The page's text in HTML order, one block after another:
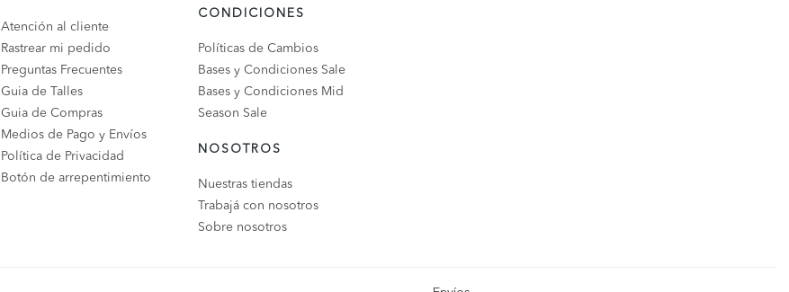
Atención al cliente
Rastrear mi pedido
Preguntas Frecuentes
Guia de Talles
Guia de Compras
Medios de Pago y Envíos
Política de Privacidad
Botón de arrepentimiento
CONDICIONES
Políticas de Cambios
Bases y Condiciones Sale
Bases y Condiciones Mid
Season Sale
NOSOTROS
Nuestras tiendas
Trabajá con nosotros
Sobre nosotros